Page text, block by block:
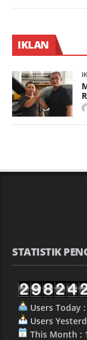
IKLAN
STATISTIK
Users Today
Users
This Month :